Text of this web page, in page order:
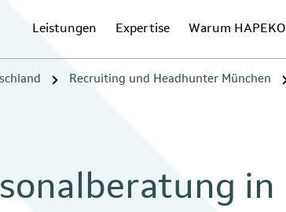
Leistungen Expertise Warum HAPEKO
Recruiting und Headhunter München
in